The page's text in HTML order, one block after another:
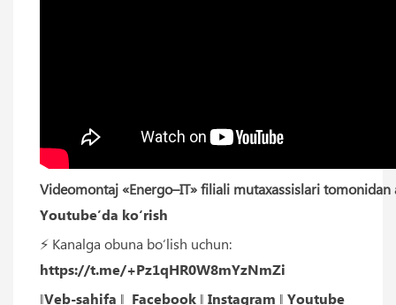
Videomontaj «Energo–IT» filiali mutaxassislari
Youtube’da ko‘rish
⚡️ Kanalga obuna bo‘lish uchun:
https://t.me/+Pz1qHR0W8mYzNmZi
‖Veb-sahifa ‖ Facebook ‖ Instagram ‖ Youtube